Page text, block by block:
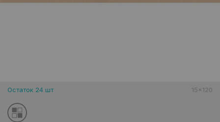
Остаток 24 шт 15x120